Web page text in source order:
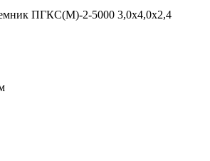
ПГКС(М)-2-5000 3,0х4,0х2,4